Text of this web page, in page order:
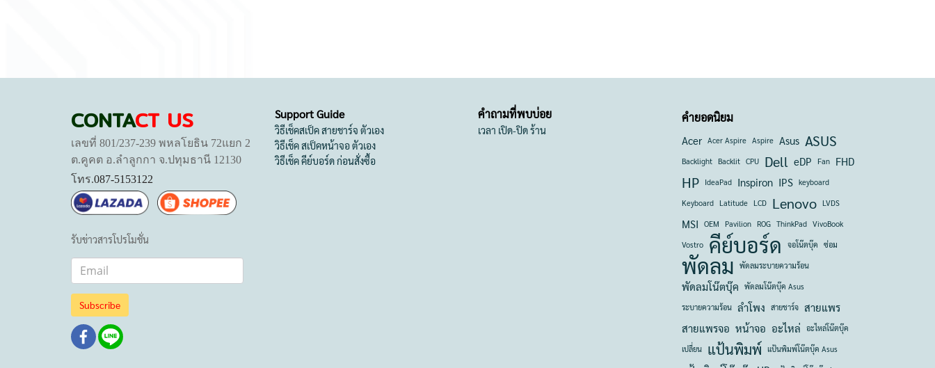
CONTACT US
เลขที่ 801/237-239 พหลโยธิน 72แยก 2
ต.คูคต อ.ลำลูกกา จ.ปทุมธานี 12130
โทร.087-5153122
รับข่าวสารโปรโมชั่น
Subscribe
Support Guide
วิธีเช็คสเป็ค สายชาร์จ ตัวเอง
วิธีเช็ค สเป็คหน้าจอ ตัวเอง
วิธีเช็ค คีย์บอร์ด ก่อนสั่งซื้อ
คำถามที่พบบ่อย
เวลา เปิด-ปิด ร้าน
คำยอดนิยม
Acer Acer Aspire Aspire Asus ASUS
Backlight Backlit CPU Dell eDP Fan FHD
HP IdeaPad Inspiron IPS keyboard
Keyboard Latitude LCD Lenovo LVDS
MSI OEM Pavilion ROG ThinkPad VivoBook
Vostro
คีย์บอร์ด จอโน๊ตบุ๊ค ซ่อม
พัดลม พัดลมระบายความร้อน
พัดลมโน๊ตบุ๊ค พัดลมโน๊ตบุ๊ค Asus
ระบายความร้อน ลำโพง สายชาร์จ สายแพร
สายแพรจอ หน้าจอ อะไหล่ อะไหล่โน๊ตบุ๊ค
เปลี่ยน
แป้นพิมพ์ แป้นพิมพ์โน๊ตบุ๊ค Asus